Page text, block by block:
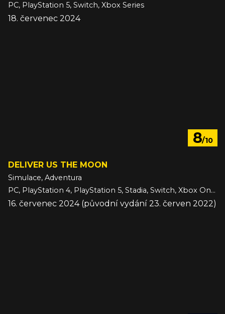
PC, PlayStation 5, Switch, Xbox Series
18. červenec 2024
8/10
DELIVER US THE MOON
Simulace, Adventura
PC, PlayStation 4, PlayStation 5, Stadia, Switch, Xbox One, Xbox Series
16. červenec 2024 (původní vydání 23. červen 2022)